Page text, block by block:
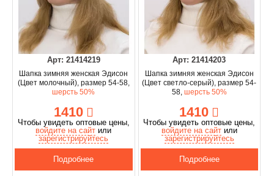
Арт: 21414219
Шапка зимняя женская Эдисон
(Цвет молочный), размер 54-58,
шерсть 50%
1410
Чтобы увидеть оптовые цены,
войдите на сайт или
зарегистрируйтесь
Подробнее
Арт: 21414203
Шапка зимняя женская Эдисон
(Цвет светло-серый), размер 54-
58, шерсть 50%
1410
Чтобы увидеть оптовые цены,
войдите на сайтили
зарегистрируйтесь
Подробнее